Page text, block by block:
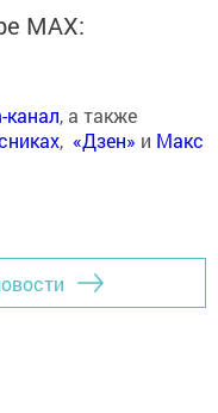
MАХ:
канал, а также
, «Дзен» и Макс